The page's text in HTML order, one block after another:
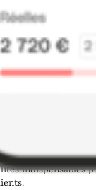
et
bon
distingue avant
indispensables